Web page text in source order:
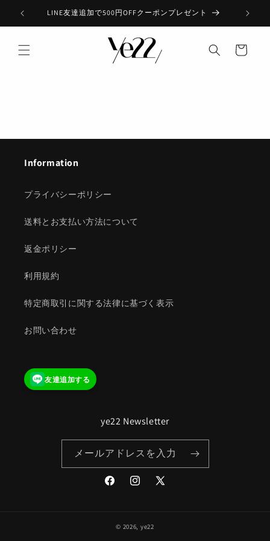
Skip to
content
LINE友達追加で500円OFFクーポンプレゼント
ー
Information
プライバシーポリシー
送料とお支払い方法について
返金ポリシー
利用規約
特定商取引に関する法律に基づく表示
お問い合わせ
友達追加する
ye22 Newsletter
メールアドレスを入力
FacebookInstagram
X
© 2026, ye22